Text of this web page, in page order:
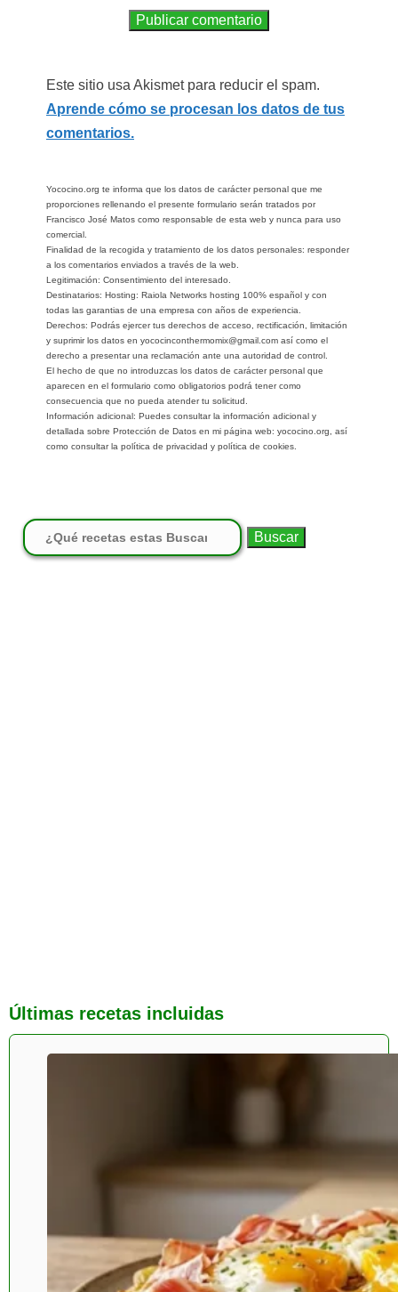
Este sitio usa Akismet para reducir el spam.
Aprende cómo se procesan los datos de tus
comentarios.
Yococino.org te informa que los datos de carácter personal que me
proporciones rellenando el presente formulario serán tratados por
Francisco José Matos como responsable de esta web y nunca para uso
comercial.
Finalidad de la recogida y tratamiento de los datos personales: responder
a los comentarios enviados a través de la web.
Legitimación: Consentimiento del interesado.
Destinatarios: Hosting: Raiola Networks hosting 100% español y con
todas las garantias de una empresa con años de experiencia.
Derechos: Podrás ejercer tus derechos de acceso, rectificación, limitación
y suprimir los datos en yococinconthermomix@gmail.com así como el
derecho a presentar una reclamación ante una autoridad de control.
El hecho de que no introduzcas los datos de carácter personal que
aparecen en el formulario como obligatorios podrá tener como
consecuencia que no pueda atender tu solicitud.
Información adicional: Puedes consultar la información adicional y
detallada sobre Protección de Datos en mi página web: yococino.org, así
como consultar la política de privacidad y política de cookies.
Buscar:
Últimas recetas incluidas